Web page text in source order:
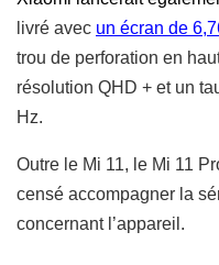
livré avec un écran de
trou de perforation en
résolution QHD + et un
Hz.
Outre le Mi 11, le Mi 11
censé accompagner la
concernant l’appareil.